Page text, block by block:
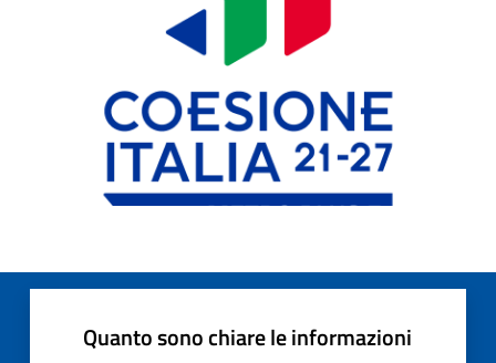
Quanto sono chiare le informazioni